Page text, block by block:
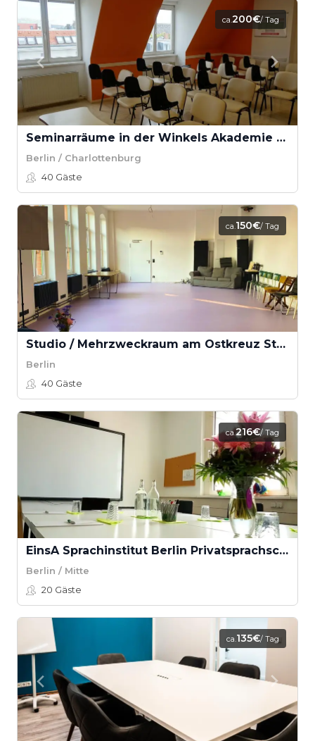
ca.200€/ Tag
Seminarräume in der Winkels Akademie - Theorie Seminarraum
Berlin / Charlottenburg
40 Gäste
ca.150€/ Tag
Studio / Mehrzweckraum am Ostkreuz Studio / Mehrzweckraum
Berlin
40 Gäste
ca.216€/ Tag
EinsA Sprachinstitut Berlin Privatsprachschule GmbH - Seminarraum C
Berlin / Mitte
20 Gäste
ca.135€/ Tag